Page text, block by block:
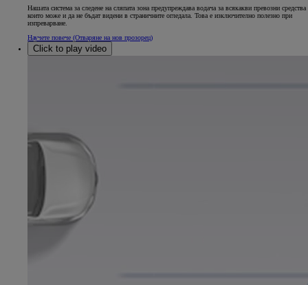
Нашата система за следене на сляпата зона предупреждава водача за всякакви превозни средства
които може и да не бъдат видени в страничните огледала. Това е изключително полезно при
изпреварване.
Научете повече (Отваряне на нов прозорец)
Click to play video